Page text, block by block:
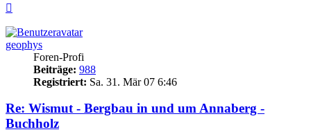
geophys
Foren-Profi
Beiträge: 988
Registriert: Sa. 31. Mär 07 6:46
Re: Wismut - Bergbau in und um Annaberg -
Buchholz